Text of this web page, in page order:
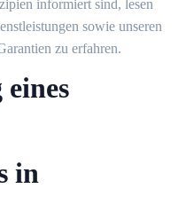
informiert sind, lesen
sowie unseren
zu erfahren.​
in